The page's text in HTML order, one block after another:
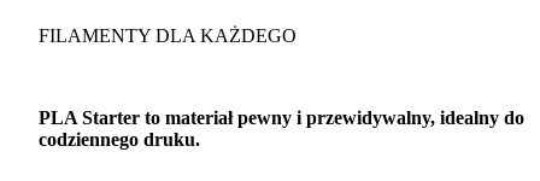
FILAMENTY DLA KAŻDEGO
PLA Starter to materiał pewny i przewidywalny, idealny do
codziennego druku.